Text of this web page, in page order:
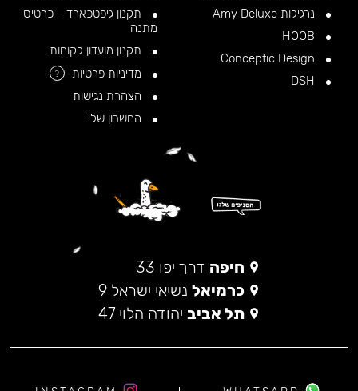
נרגילות Amy Deluxe
תקנון גיפטכארד – כרטיס
מתנה
תקנון מועדון לקוחות
מדיניות פרטיות
?
הצהרת נגישות
החשבון שלי
חיפה דרך יפו 33
כרמיאל נשיאי ישראל 9
תל אביב יהודה הלוי 47